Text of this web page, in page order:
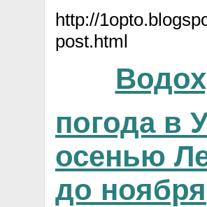
http://
post.html
погода в
осенью
до ноября